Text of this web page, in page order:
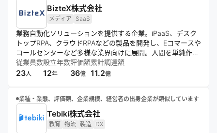
BizteX株式会社
メディア SaaS
業務自動化ソリューションを提供する企業。iPaaS、デスク
トップRPA、クラウドRPAなどの製品を開発し、Eコマースや
コールセンターなど多様な業界向けに展開。人間を単純作業
から解放し、生産性向上と新しいワークスタイルの実現を目
指す。パートナー企業との協業や独自メディアでの情報発信
従業員数
23人
設立年数
12年
評価額
36億
累計調達額
11.2億
業種・業態、評価額、企業規模、経営者の出身企業が類似しています
Tebiki株式会社
教育 物流 製造 DX